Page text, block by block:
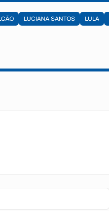
LUCIANA SANTOS LULA